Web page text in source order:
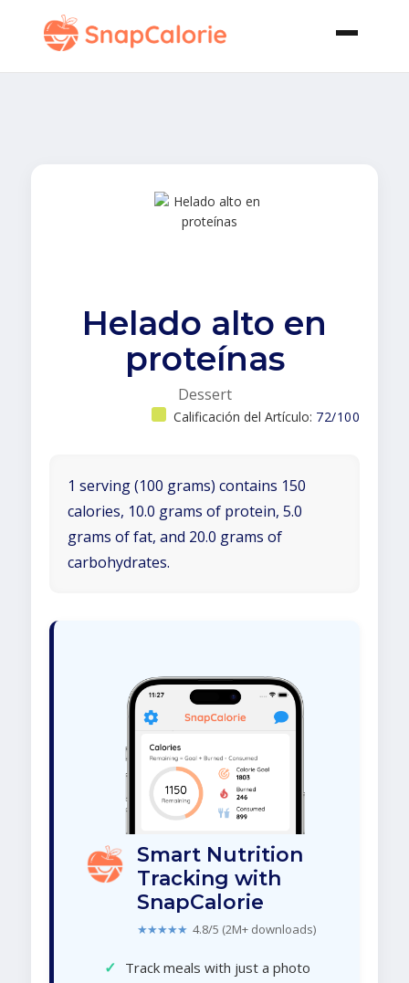
Helado alto en
proteínas
Dessert
Calificación del Artículo: 72/100
1 serving (100 grams) contains 150
calories, 10.0 grams of protein, 5.0
grams of fat, and 20.0 grams of
carbohydrates.
Smart Nutrition
Tracking with
SnapCalorie
★★★★★ 4.8/5 (2M+ downloads)
✓ Track meals with just a photo